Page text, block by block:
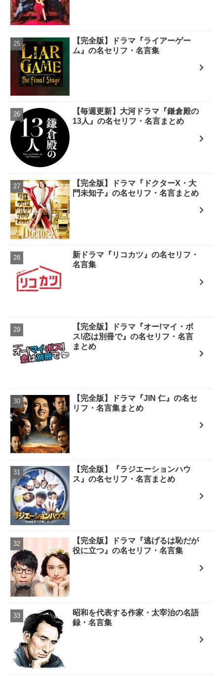
【完全版】ドラマ『ライアーゲー
ム』の名セリフ・名言集
【毎週更新】大河ドラマ『鎌倉殿の
13人』の名セリフ・名言まとめ
【完全版】ドラマ『ドクターX・大
門未知子』の名セリフ・名言まとめ
新ドラマ『リコカツ』の名セリフ・
名言集
【完全版】ドラマ『オー!マイ・ボ
ス!恋は別冊で』の名セリフ・名言
まとめ
【完全版】ドラマ『JIN 仁』の名セ
リフ・名言集まとめ
【完全版】『ラジエーションハウ
ス』の名セリフ・名言まとめ
【完全版】ドラマ『逃げるは恥だが
役に立つ』の名セリフ・名言集
昭和を代表する作家・太宰治の名語
録・名言集